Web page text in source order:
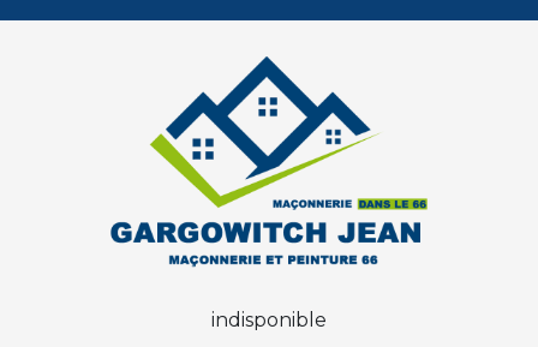
indisponible